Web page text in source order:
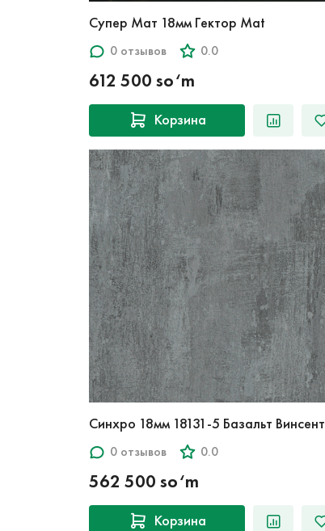
Супер Мат 18мм Гектор Mat
0 отзывов 0.0
612 500 so‘m
Корзина
Синхро 18мм 18131-5 Базальт Винсент
0 отзывов 0.0
562 500 so‘m
Корзина